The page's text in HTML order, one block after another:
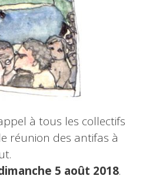
à tous les collectifs
réunion des antifas à
5 août 2018.